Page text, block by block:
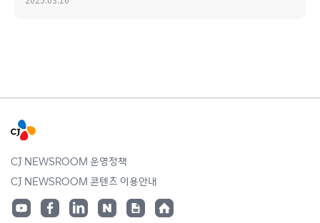
CJ NEWSROOM 운영정책
CJ NEWSROOM 콘텐츠 이용안내